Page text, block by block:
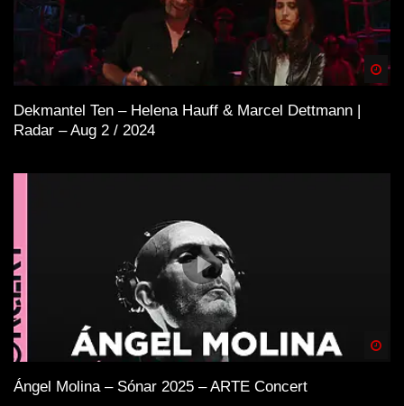
Dekmantel Ten – Helena Hauff & Marcel Dettmann |
Radar – Aug 2 / 2024
Ángel Molina – Sónar 2025 – ARTE Concert